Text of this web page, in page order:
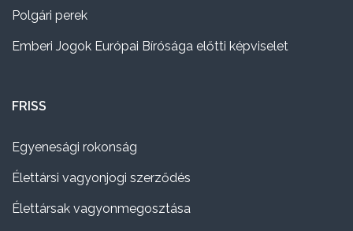
Polgári perek
Emberi Jogok Európai Bírósága előtti képviselet
FRISS
Egyenesági rokonság
Élettársi vagyonjogi szerződés
Élettársak vagyonmegosztása